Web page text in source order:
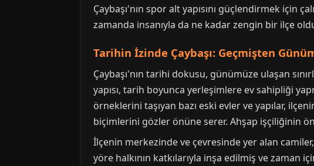
Çaybaşı'nın spor alt yapısını güçlendirmek için
zamanda insanıyla da ne kadar zengin bir ilçe
Tarihin İzinde Çaybaşı: Geçmişten
Çaybaşı'nın tarihi dokusu, günümüze ulaşan
yapısı, tarih boyunca yerleşimlere ev sahipliği
örneklerini taşıyan bazı eski evler ve yapılar,
biçimlerini gözler önüne serer. Ahşap işçiliğinin
İlçenin merkezinde ve çevresinde yer alan
yöre halkının katkılarıyla inşa edilmiş ve zaman